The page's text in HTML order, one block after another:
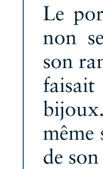
Le
non
son
faisait
même
de